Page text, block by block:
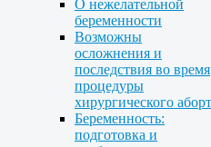
О нежелательной
беременности
Возможны
осложнения и
последствия во время
процедуры
хирургического
Беременность:
подготовка и